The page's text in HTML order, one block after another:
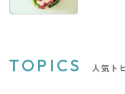
TOPICS 人気ト